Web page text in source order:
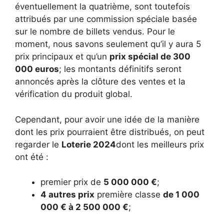
éventuellement la quatrième, sont toutefois
attribués par une commission spéciale basée
sur le nombre de billets vendus. Pour le
moment, nous savons seulement qu’il y aura 5
prix principaux et qu’un prix spécial de 300
000 euros; les montants définitifs seront
annoncés après la clôture des ventes et la
vérification du produit global.
Cependant, pour avoir une idée de la manière
dont les prix pourraient être distribués, on peut
regarder le Loterie 2024dont les meilleurs prix
ont été :
premier prix de 5 000 000 €;
4 autres prix première classe de 1 000
000 € à 2 500 000 €;